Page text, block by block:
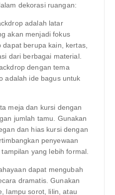
dekorasi ruangan:
adalah latar
akan menjadi fokus
dapat berupa kain, kertas,
dari berbagai material.
dengan tema
adalah ide bagus untuk
meja dan kursi dengan
jumlah tamu. Gunakan
dan hias kursi dengan
penyewaan
yang lebih formal.
dapat mengubah
dramatis. Gunakan
lampu sorot, lilin, atau